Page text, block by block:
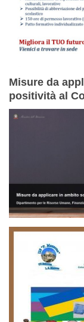
Misure da
positività al